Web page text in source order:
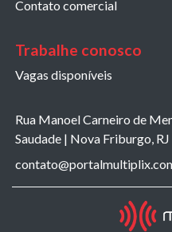
Contato comercial
Trabalhe conosco
Vagas disponíveis
Rua Manoel Carneiro de
Saudade | Nova Friburgo, RJ